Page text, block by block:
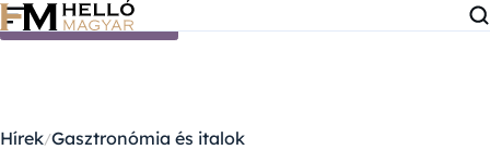
Ugrás a tartalomra
Hírek Gasztronómia és italok